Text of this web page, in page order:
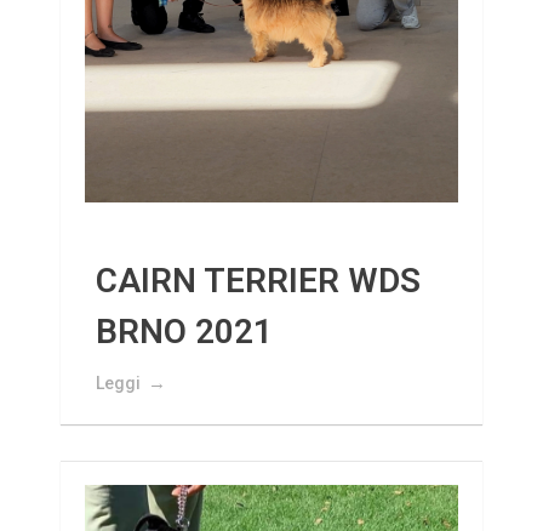
CAIRN TERRIER WDS
BRNO 2021
Leggi